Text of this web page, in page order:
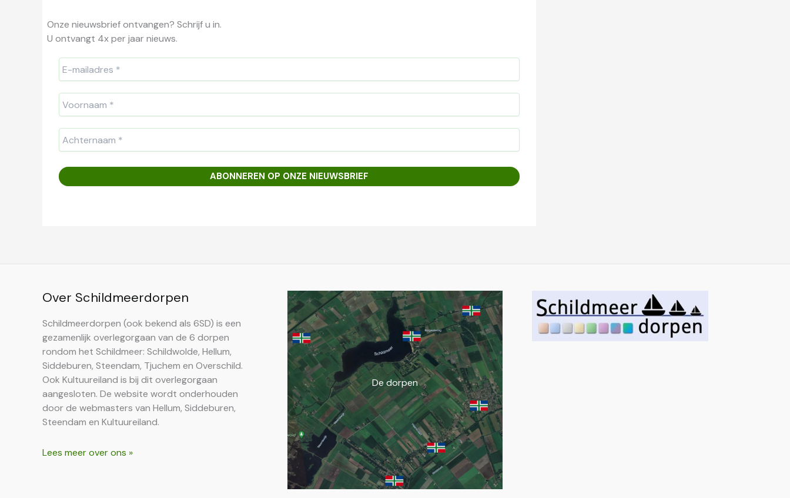
Onze nieuwsbrief ontvangen? Schrijf u in.
U ontvangt 4x per jaar nieuws.
Over Schildmeerdorpen
Schildmeerdorpen (ook bekend als 6SD) is een
gezamenlijk overlegorgaan van de 6 dorpen
rondom het Schildmeer: Schildwolde, Hellum,
Siddeburen, Steendam, Tjuchem en Overschild.
Ook Kultuureiland is bij dit overlegorgaan
aangesloten. De website wordt onderhouden
door de webmasters van Hellum, Siddeburen,
Steendam en Kultuureiland.
Lees meer over ons »
De dorpen